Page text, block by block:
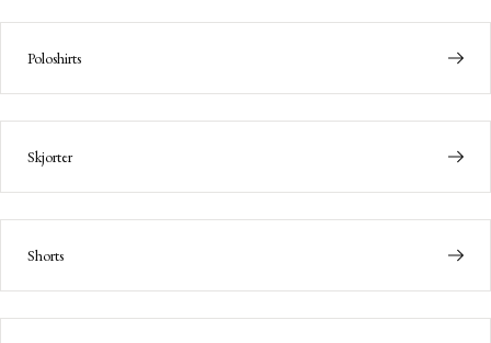
Poloshirts
Skjorter
Shorts